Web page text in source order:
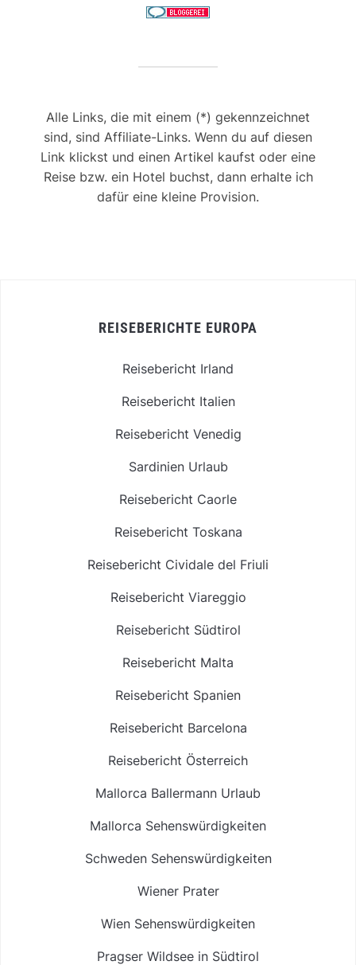
Alle Links, die mit einem (*) gekennzeichnet
sind, sind Affiliate-Links. Wenn du auf diesen
Link klickst und einen Artikel kaufst oder eine
Reise bzw. ein Hotel buchst, dann erhalte ich
dafür eine kleine Provision.
REISEBERICHTE EUROPA
Reisebericht Irland
Reisebericht Italien
Reisebericht Venedig
Sardinien Urlaub
Reisebericht Caorle
Reisebericht Toskana
Reisebericht Cividale del Friuli
Reisebericht Viareggio
Reisebericht Südtirol
Reisebericht Malta
Reisebericht Spanien
Reisebericht Barcelona
Reisebericht Österreich
Mallorca Ballermann Urlaub
Mallorca Sehenswürdigkeiten
Schweden Sehenswürdigkeiten
Wiener Prater
Wien Sehenswürdigkeiten
Pragser Wildsee in Südtirol